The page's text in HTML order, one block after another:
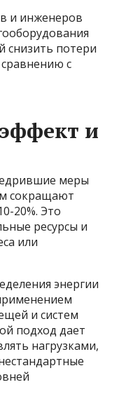
и инженеров
снизить потери
с
и
меры
сокращают
20%. Это
ресурсы и
или
энергии
и систем
подход дает
нагрузками,